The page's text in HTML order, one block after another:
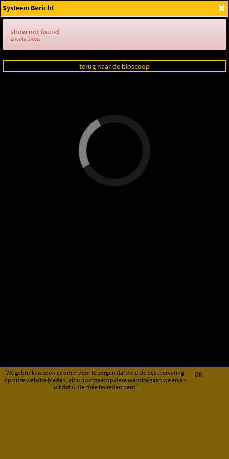
Login
We gebruiken cookies om ervoor te zorgen dat we u de beste ervaring
op onze website bieden, als u doorgaat op deze website gaan we ervan
uit dat u hiermee tevreden bent.
OK
×
Systeem Bericht
show not found
ErrorNo. 270083
terug naar de bioscoop